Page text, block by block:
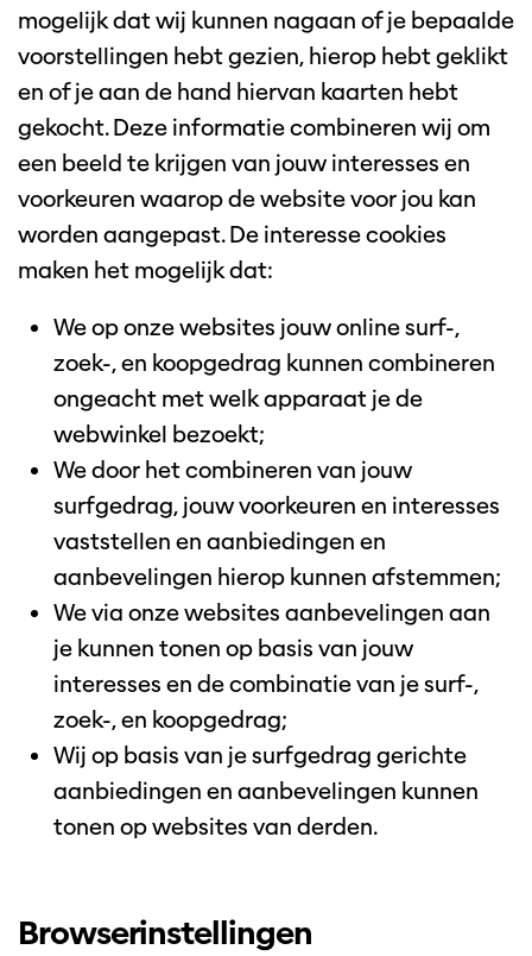
mogelijk dat wij kunnen nagaan of je bepaalde
voorstellingen hebt gezien, hierop hebt geklikt
en of je aan de hand hiervan kaarten hebt
gekocht. Deze informatie combineren wij om
een beeld te krijgen van jouw interesses en
voorkeuren waarop de website voor jou kan
worden aangepast. De interesse cookies
maken het mogelijk dat:
We op onze websites jouw online surf-,
zoek-, en koopgedrag kunnen combineren
ongeacht met welk apparaat je de
webwinkel bezoekt;
We door het combineren van jouw
surfgedrag, jouw voorkeuren en interesses
vaststellen en aanbiedingen en
aanbevelingen hierop kunnen afstemmen;
We via onze websites aanbevelingen aan
je kunnen tonen op basis van jouw
interesses en de combinatie van je surf-,
zoek-, en koopgedrag;
Wij op basis van je surfgedrag gerichte
aanbiedingen en aanbevelingen kunnen
tonen op websites van derden.
Browserinstellingen